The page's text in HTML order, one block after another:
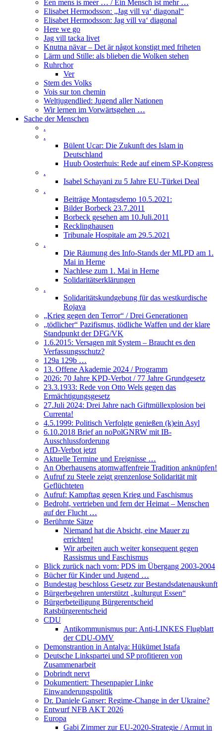
Een mens is meer … / Ein Mensch ist mehr …
Elisabet Hermodsson: „Jag vill va‘ diagonal“
Elisabet Hermodsson: Jag vill va‘ diagonal
Here we go
Jag vill tacka livet
Knutna nävar – Det är något konstigt med friheten
Lärm und Stille: als blieben die Wolken stehen
Ruhrchor
Ver
Stem des Volks
Vois sur ton chemin
Weltjugendlied: Jugend aller Nationen
Wir lernen im Vorwärtsgehen …
Sache der Menschen
.
.
Bülent Ucar: Die Zukunft des Islam in
Deutschland
Huub Oosterhuis: Rede auf einem SP-Kongress
.
Isabel Schayani zu 5 Jahre EU-Türkei Deal
.
Beiträge Montagsdemo 10.5.2021:
Bilder Borbeck 23.7.2011
Borbeck gesehen am 10.Juli.2011
Recklinghausen
Tribunale Hospitale am 29.5.2021
.
Die Räumung des Info-Stands der MLPD am 1.
Mai in Herne
Nachlese zum 1. Mai in Herne
Solidaritätserklärungen
.
Solidaritätskundgebung für das westkurdische
Rojava
„Krieg gegen den Terror“ / Drei Generationen
„tödlicher“ Pazifismus, tödliche Waffen und der klare
Standpunkt der DFG/VK
1.6.2015: Versagen mit System – Braucht es den
Verfassungsschutz?
129a 129b …
13. Offene Akademie 2024 / Programm
2026: 70 Jahre KPD-Verbot / 77 Jahre Grundgesetz
23.3.1933: Rede von Otto Wels gegen das
Ermächtigungsgesetz
27.Juli 2024: Drei Jahre nach Giftmüllexplosion bei
Currenta!
4.5.1999: Politisch Verfolgte genießen (k)ein Asyl
6.10.2018 Brief an noPolGNRW mit IB-
Ausschlussforderung
AfD-Verbot jetzt
Aktuelle Termine und Ereignisse …
An Oberhausens atomwaffenfreie Tradition anknüpfen!
Aufruf zu Steele zeigt grenzenlose Solidarität mit
Geflüchteten
Aufruf: Kampftag gegen Krieg und Faschismus
Bedroht, vertrieben und fern der Heimat – Menschen
auf der Flucht …
Berühmte Sätze
Niemand hat die Absicht, eine Mauer zu
errichten!
Wir arbeiten auch weiter konsequent gegen
Rassismus und Faschismus
Blick zurück nach vorn: PDS im Übergang 2003-2004
Bücher für Kinder und Jugend …
Bundestag beschloss Gesetz zur Bestandsdatenauskunft
Bürgerbegehren unterstützt „kulturgut Essen“
Bürgerbeteiligung Bürgerentscheid
Ratsbürgerentscheid
CDU
Antikommunismus pur: Anti-LINKES Flugblatt
der CDU-OMV
Demonstrantion in Antalya: Hükümet Istafa
Deutsche Linkspartei und SP profitieren von
Zusammenarbeit
Dobrindt nervt
Dokumentiert: Thesenpapier Linke
Einwanderungspolitik
Dr. Daniele Ganser: Regime-Change in der Ukraine?
Entwurf NFB AKT 2026
Europa
Gabi Zimmer zur EU-2020-Strategie / Armut in